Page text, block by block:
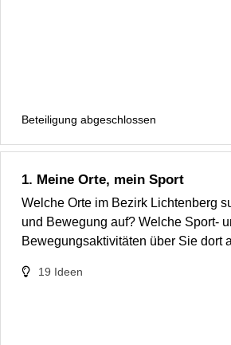
Beteiligung abgeschlossen
1. Meine Orte, mein Sport
Welche Orte im Bezirk Lichtenberg
und Bewegung auf? Welche Sport-
Bewegungsaktivitäten über Sie dort
19 Ideen